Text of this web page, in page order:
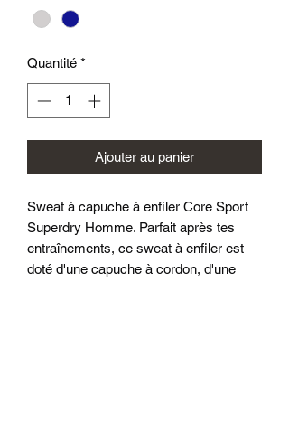
Quantité *
Ajouter au panier
Sweat à capuche à enfiler Core Sport
Superdry Homme. Parfait après tes
entraînements, ce sweat à enfiler est
doté d'une capuche à cordon, d'une